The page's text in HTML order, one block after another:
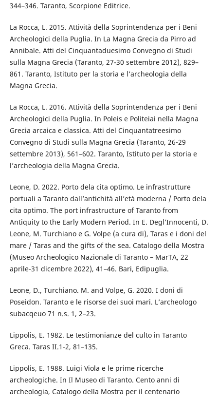
344–346. Taranto, Scorpione Editrice.
La Rocca, L. 2015. Attività della Soprintendenza per i Beni
Archeologici della Puglia. In La Magna Grecia da Pirro ad
Annibale. Atti del Cinquantaduesimo Convegno di Studi
sulla Magna Grecia (Taranto, 27-30 settembre 2012), 829–
861. Taranto, Istituto per la storia e l’archeologia della
Magna Grecia.
La Rocca, L. 2016. Attività della Soprintendenza per i Beni
Archeologici della Puglia. In Poleis e Politeiai nella Magna
Grecia arcaica e classica. Atti del Cinquantatreesimo
Convegno di Studi sulla Magna Grecia (Taranto, 26-29
settembre 2013), 561–602. Taranto, Istituto per la storia e
l’archeologia della Magna Grecia.
Leone, D. 2022. Porto dela cita optimo. Le infrastrutture
portuali a Taranto dall’antichità all’età moderna / Porto dela
cita optimo. The port infrastructure of Taranto from
Antiquity to the Early Modern Period. In E. Degl’Innocenti, D.
Leone, M. Turchiano e G. Volpe (a cura di), Taras e i doni del
mare / Taras and the gifts of the sea. Catalogo della Mostra
(Museo Archeologico Nazionale di Taranto – MarTA, 22
aprile-31 dicembre 2022), 41–46. Bari, Edipuglia.
Leone, D., Turchiano. M. and Volpe, G. 2020. I doni di
Poseidon. Taranto e le risorse dei suoi mari. L’archeologo
subacqeuo 71 n.s. 1, 2–23.
Lippolis, E. 1982. Le testimonianze del culto in Taranto
Greca. Taras II.1-2, 81–135.
Lippolis, E. 1988. Luigi Viola e le prime ricerche
archeologiche. In Il Museo di Taranto. Cento anni di
archeologia, Catalogo della Mostra per il centenario